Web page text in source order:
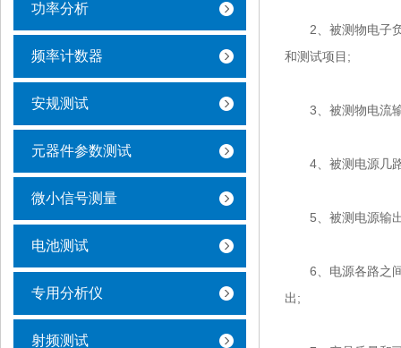
功率分析
频率计数器
安规测试
元器件参数测试
微小信号测量
电池测试
专用分析仪
射频测试
2、被测物电子负
和测试项目;
3、被测物电流输
4、被测电源几路
5、被测电源输出
6、电源各路之间
出;